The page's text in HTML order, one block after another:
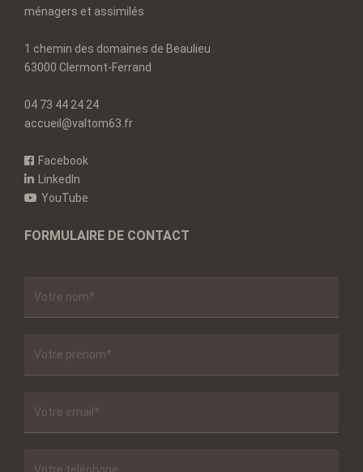
ménagers et assimilés
1 chemin des domaines de Beaulieu
63000 Clermont-Ferrand
04 73 44 24 24
accueil@valtom63.fr
Facebook
LinkedIn
YouTube
FORMULAIRE DE CONTACT